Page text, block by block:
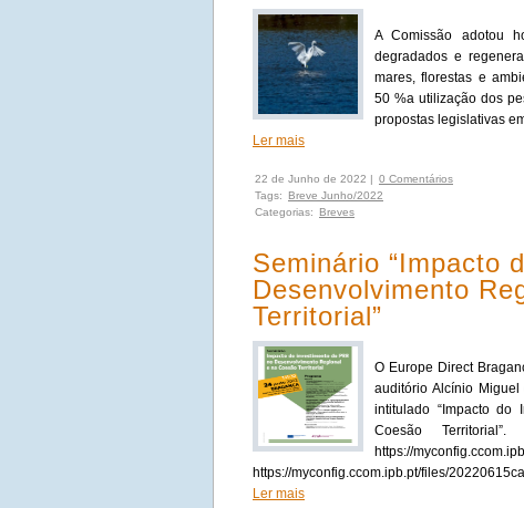
A Comissão adotou
degradados e
mares, florestas e
50 %a utilização dos
propostas legislativas
Ler mais
22 de Junho de 2022 | 0 Comentários
Tags:
Breve Junho/2022
Categorias:
Breves
Seminário “Impacto
Desenvolvimento
Territorial”
O Europe Direct
auditório Alcínio
intitulado “Impacto do
Coesão
https://
https://myconfig.ccom.ipb.pt/files/
Ler mais